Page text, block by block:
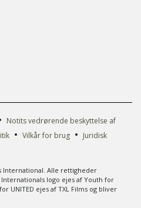
Notits vedrørende beskyttelse af
• Vilkår for brug • Juridisk
International. Alle rettigheder
logo ejes af Youth for
UNITED ejes af TXL Films og bliver